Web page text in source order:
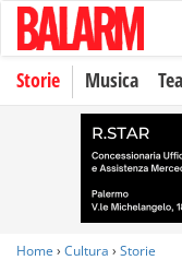
Storie Musica
Home › Cultura › Storie